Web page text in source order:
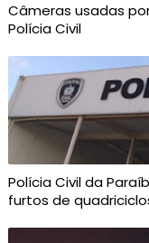
Câmeras usadas
Polícia Civil
Polícia Civil da
furtos de